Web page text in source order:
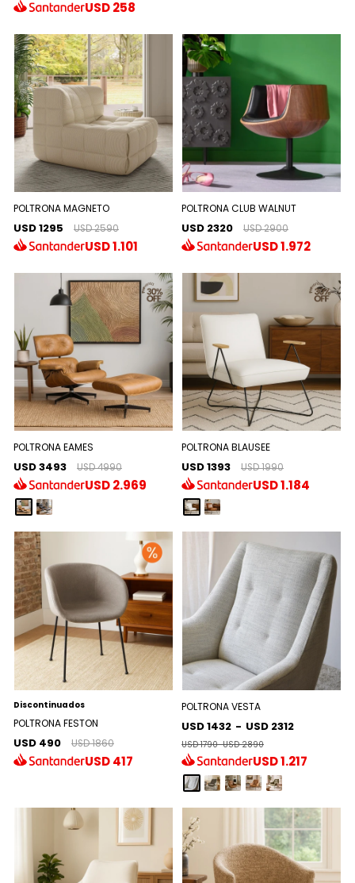
USD258
POLTRONA MAGNETO
USD 1295 USD 2590
USD1.101
POLTRONA CLUB WALNUT
USD 2320 USD 2900
USD1.972
POLTRONA EAMES
USD 3493 USD 4990
USD2.969
POLTRONA BLAUSEE
USD 1393 USD 1990
USD1.184
Discontinuados
POLTRONA FESTON
USD 490 USD 1860
USD417
POLTRONA VESTA
USD 1432 - USD 2312
USD 1790-USD 2890
USD1.217